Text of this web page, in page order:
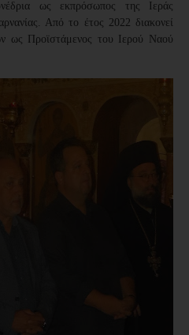
ως εκπρόσωπος της Ιεράς
Από το έτος 2022 διακονεί
ως Προϊστάμενος του Ιερού Ναού